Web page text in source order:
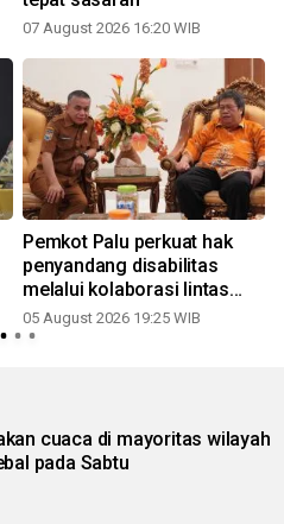
07 August 2026 16:20 WIB
Pemkot Palu perkuat hak
penyandang disabilitas
melalui kolaborasi lintas
sektor
05 August 2026 19:25 WIB
cuaca di mayoritas wilayah
pada Sabtu